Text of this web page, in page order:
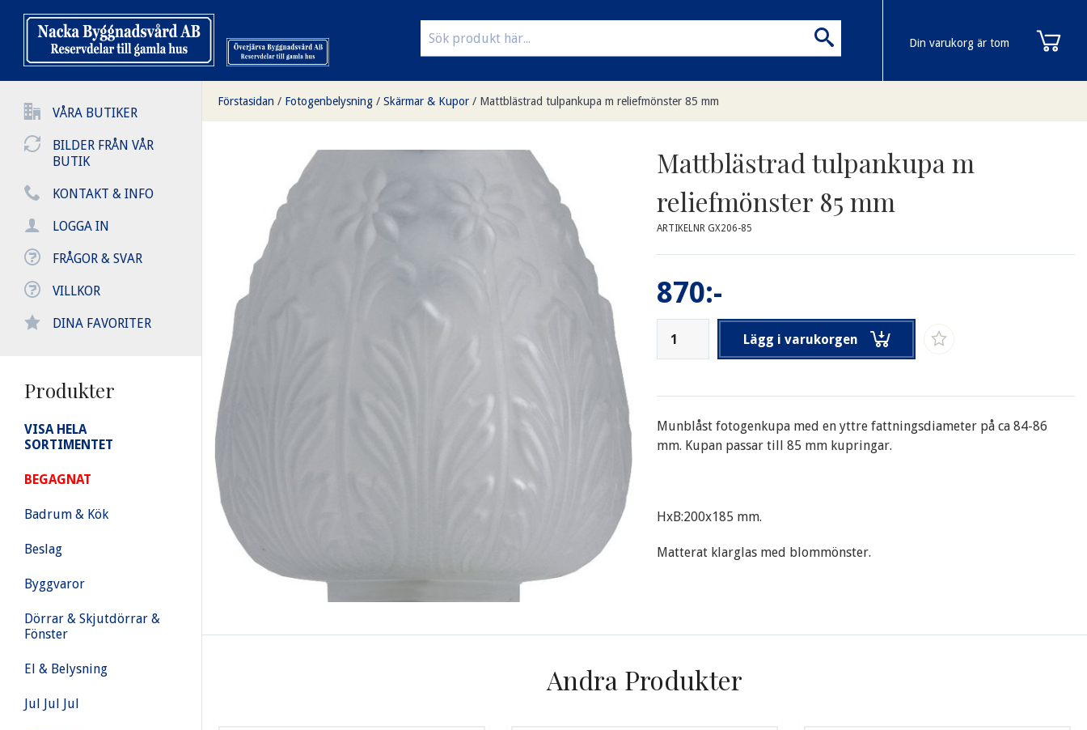
VÅRA BUTIKER
BILDER FRÅN VÅR
BUTIK
KONTAKT & INFO
LOGGA IN
FRÅGOR & SVAR
VILLKOR
DINA FAVORITER
Produkter
VISA HELA
SORTIMENTET
BEGAGNAT
Badrum & Kök
Beslag
Byggvaror
Dörrar & Skjutdörrar &
Fönster
El & Belysning
Jul Jul Jul
Din varukorg är tom
Förstasidan / Fotogenbelysning / Skärmar & Kupor / Mattblästrad tulpankupa m reliefmönster 85 mm
Mattblästrad tulpankupa m
reliefmönster 85 mm
ARTIKELNR GX206-85
870:-
Lägg i varukorgen
Munblåst fotogenkupa med en yttre fattningsdiameter på ca 84-86
mm. Kupan passar till 85 mm kupringar.
HxB:200x185 mm.
Matterat klarglas med blommönster.
Andra Produkter